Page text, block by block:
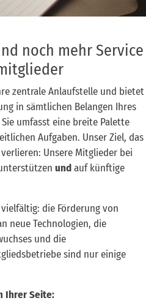
noch mehr Service
zentrale Anlaufstelle und bietet
in sämtlichen Belangen Ihres
umfasst eine breite Palette
Aufgaben. Unser Ziel, das
Unsere Mitglieder bei
undauf künftige
die Förderung von
neue Technologien, die
und die
sind nur einige
Ihrer Seite: